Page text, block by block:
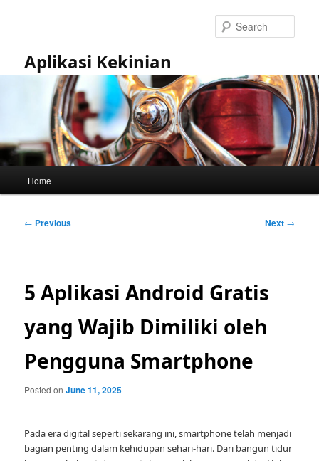
Aplikasi Kekinian
Home
Post
← Previous Next →
5 Aplikasi Android Gratis
yang Wajib Dimiliki oleh
Pengguna Smartphone
Posted onJune 11, 2025
Pada era digital seperti sekarang ini, smartphone telah menjadi
bagian penting dalam kehidupan sehari-hari. Dari bangun tidur